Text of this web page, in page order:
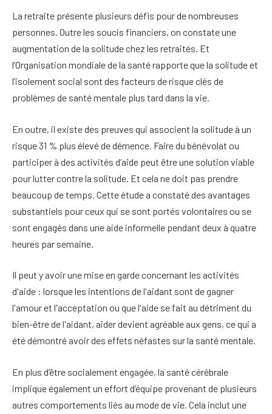
La retraite présente plusieurs défis pour de nombreuses
personnes. Outre les soucis financiers, on constate une
augmentation de la solitude chez les retraités. Et
l’Organisation mondiale de la santé rapporte que la solitude et
l’isolement social sont des facteurs de risque clés de
problèmes de santé mentale plus tard dans la vie.
En outre, il existe des preuves qui associent la solitude à un
risque 31 % plus élevé de démence. Faire du bénévolat ou
participer à des activités d’aide peut être une solution viable
pour lutter contre la solitude. Et cela ne doit pas prendre
beaucoup de temps. Cette étude a constaté des avantages
substantiels pour ceux qui se sont portés volontaires ou se
sont engagés dans une aide informelle pendant deux à quatre
heures par semaine.
Il peut y avoir une mise en garde concernant les activités
d'aide : lorsque les intentions de l'aidant sont de gagner
l'amour et l'acceptation ou que l'aide se fait au détriment du
bien-être de l'aidant, aider devient agréable aux gens, ce qui a
été démontré avoir des effets néfastes sur la santé mentale.
En plus d’être socialement engagée, la santé cérébrale
implique également un effort d’équipe provenant de plusieurs
autres comportements liés au mode de vie. Cela inclut une